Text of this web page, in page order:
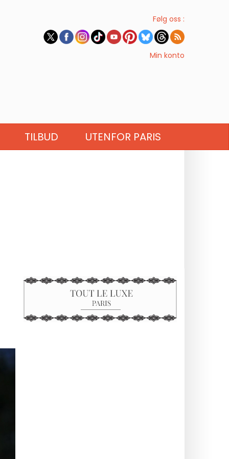
Følg oss :
Min konto
TILBUD UTENFOR PARIS